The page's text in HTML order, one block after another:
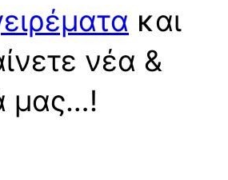
και
νέα &
μας…!